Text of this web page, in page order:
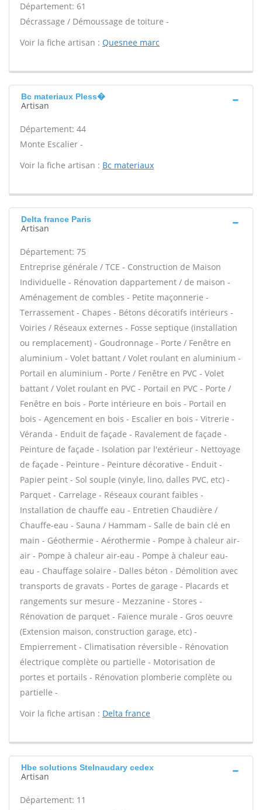
Département: 61
Décrassage / Démoussage de toiture -
Voir la fiche artisan : Quesnee marc
Bc materiaux Pless�
Artisan
Département: 44
Monte Escalier -
Voir la fiche artisan : Bc materiaux
Delta france Paris
Artisan
Département: 75
Entreprise générale / TCE - Construction de Maison
Individuelle - Rénovation dappartement / de maison -
Aménagement de combles - Petite maçonnerie -
Terrassement - Chapes - Bétons décoratifs intérieurs -
Voiries / Réseaux externes - Fosse septique (installation
ou remplacement) - Goudronnage - Porte / Fenêtre en
aluminium - Volet battant / Volet roulant en aluminium -
Portail en aluminium - Porte / Fenêtre en PVC - Volet
battant / Volet roulant en PVC - Portail en PVC - Porte /
Fenêtre en bois - Porte intérieure en bois - Portail en
bois - Agencement en bois - Escalier en bois - Vitrerie -
Véranda - Enduit de façade - Ravalement de façade -
Peinture de façade - Isolation par l'extérieur - Nettoyage
de façade - Peinture - Peinture décorative - Enduit -
Papier peint - Sol souple (vinyle, lino, dalles PVC, etc) -
Parquet - Carrelage - Réseaux courant faibles -
Installation de chauffe eau - Entretien Chaudière /
Chauffe-eau - Sauna / Hammam - Salle de bain clé en
main - Géothermie - Aérothermie - Pompe à chaleur air-
air - Pompe à chaleur air-eau - Pompe à chaleur eau-
eau - Chauffage solaire - Dalles béton - Démolition avec
transports de gravats - Portes de garage - Placards et
rangements sur mesure - Mezzanine - Stores -
Rénovation de parquet - Faïence murale - Gros oeuvre
(Extension maison, construction garage, etc) -
Empierrement - Climatisation réversible - Rénovation
électrique complète ou partielle - Motorisation de
portes et portails - Rénovation plomberie complète ou
partielle -
Voir la fiche artisan : Delta france
Hbe solutions Stelnaudary cedex
Artisan
Département: 11